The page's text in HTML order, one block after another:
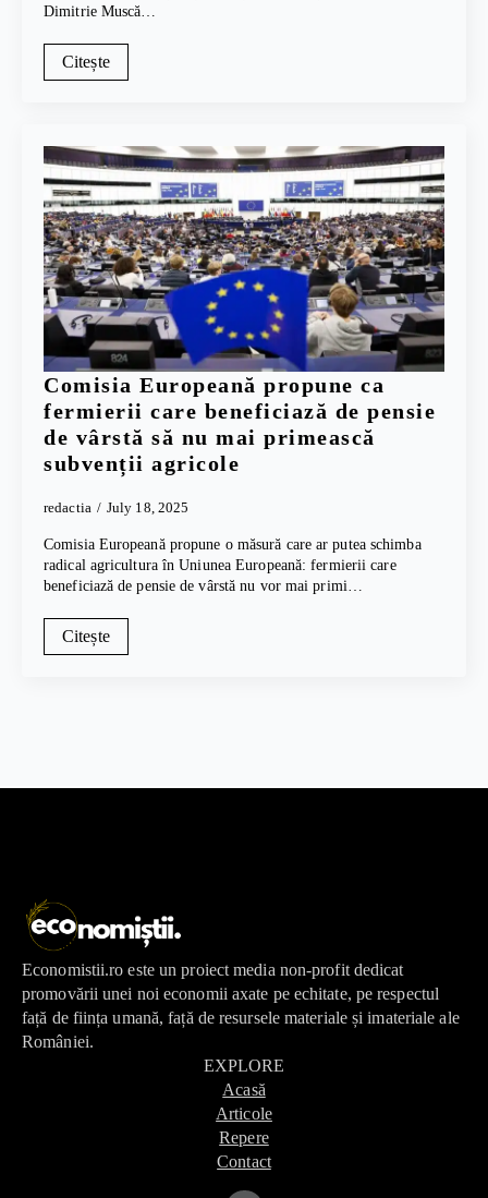
Dimitrie Muscă…
Citește
Comisia Europeană propune ca
fermierii care beneficiază de pensie
de vârstă să nu mai primească
subvenții agricole
redactia July 18, 2025
Comisia Europeană propune o măsură care ar putea schimba
radical agricultura în Uniunea Europeană: fermierii care
beneficiază de pensie de vârstă nu vor mai primi…
Citește
Economistii.ro este un proiect media non-profit dedicat
promovării unei noi economii axate pe echitate, pe respectul
față de ființa umană, față de resursele materiale și imateriale ale
României.
EXPLORE
Acasă
Articole
Repere
Contact